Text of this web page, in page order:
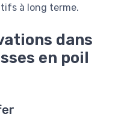
à long terme.
dans
en poil